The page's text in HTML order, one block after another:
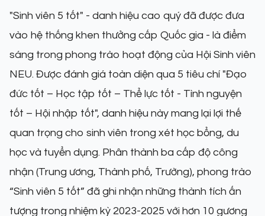
"Sinh viên 5 tốt" - danh hiệu cao quý đã được đưa
vào hệ thống khen thưởng cấp Quốc gia - là điểm
sáng trong phong trào hoạt động của Hội Sinh viên
NEU. Được đánh giá toàn diện qua 5 tiêu chí "Đạo
đức tốt – Học tập tốt – Thể lực tốt - Tình nguyện
tốt – Hội nhập tốt", danh hiệu này mang lại lợi thế
quan trọng cho sinh viên trong xét học bổng, du
học và tuyển dụng. Phân thành ba cấp độ công
nhận (Trung ương, Thành phố, Trường), phong trào
“Sinh viên 5 tốt” đã ghi nhận những thành tích ấn
tượng trong nhiệm kỳ 2023-2025 với hơn 10 gương